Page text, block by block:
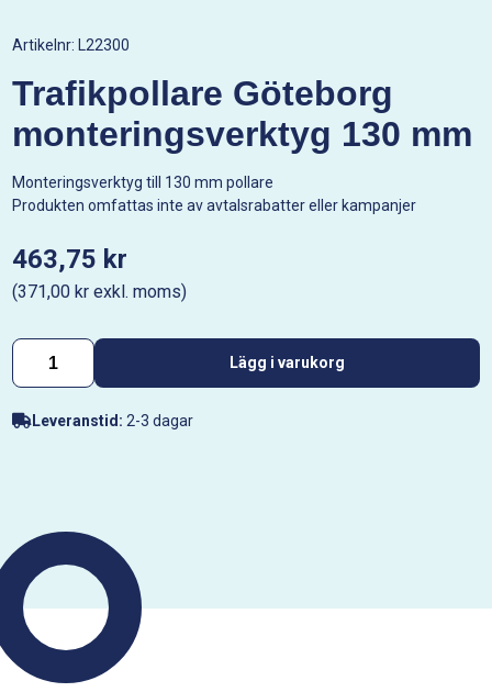
Artikelnr: L22300
Trafikpollare Göteborg
monteringsverktyg 130 mm
Monteringsverktyg till 130 mm pollare
Produkten omfattas inte av avtalsrabatter eller kampanjer
463,75 kr
(371,00 kr exkl. moms)
Lägg i varukorg
Leveranstid: 2-3 dagar